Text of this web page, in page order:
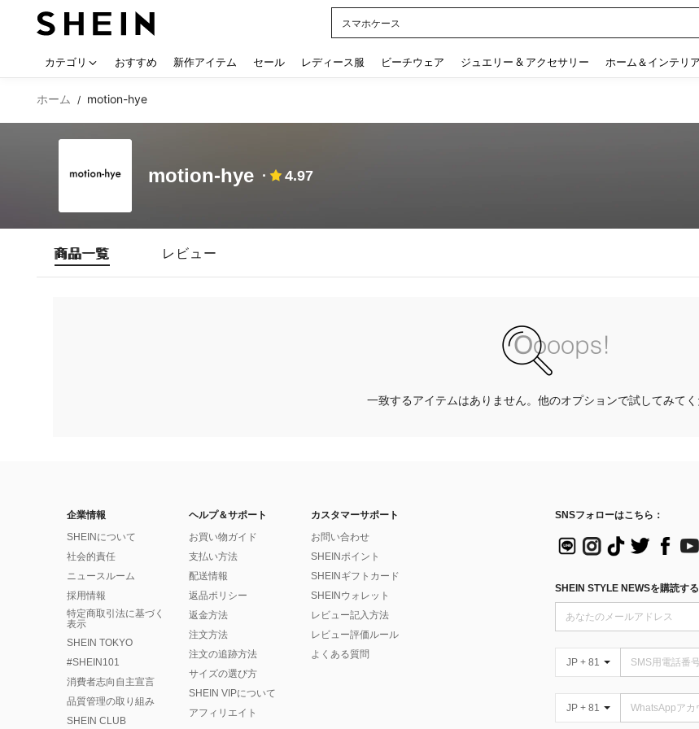
スマホケース
カテゴリ おすすめ 新作アイテム セール レディース服 ビーチウェア ジュエリー & アクセサリー ホーム＆インテリア
ホーム / motion-hye
motion-hye 4.97
商品一覧 レビュー
一致するアイテムはありません。他のオプションで試してみてく
企業情報
SHEINについて
社会的責任
ニュースルーム
採用情報
特定商取引法に基づく
表示
SHEIN TOKYO
#SHEIN101
消費者志向自主宣言
品質管理の取り組み
SHEIN CLUB
ヘルプ＆サポート
お買い物ガイド
支払い方法
配送情報
返品ポリシー
返金方法
注文方法
注文の追跡方法
サイズの選び方
SHEIN VIPについて
アフィリエイト
カスタマーサポート
お問い合わせ
SHEINポイント
SHEINギフトカード
SHEINウォレット
レビュー記入方法
レビュー評価ルール
よくある質問
SNSフォローはこちら：
SHEIN STYLE NEWSを購読する
JP + 81
JP + 81